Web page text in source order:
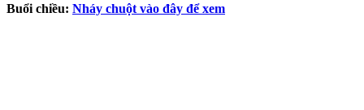
Buổi chiều: Nháy chuột vào đây để xem